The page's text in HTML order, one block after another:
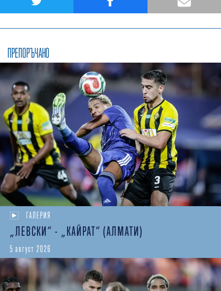
ПРЕПОРЪЧАНО
ГАЛЕРИЯ
„ЛЕВСКИ“ - „КАЙРАТ“ (АЛМАТИ)
5 август 2026